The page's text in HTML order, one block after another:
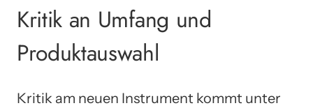
Kritik an Umfang und
Produktauswahl
Kritik am neuen Instrument kommt unter